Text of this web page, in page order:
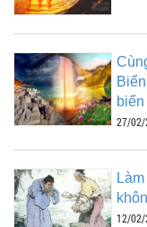
biển
27/02/
12/02/